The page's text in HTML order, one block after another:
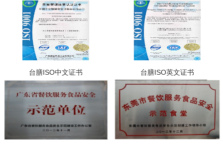
台膳ISO中文证书 台膳ISO英文证书